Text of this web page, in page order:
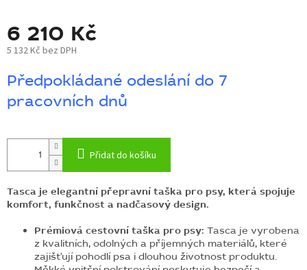
6 210 Kč
5 132 Kč bez DPH
cena:
Předpokládané odeslání do 7
pracovních dnů
Přidat do košíku
Tasca je elegantní přepravní taška pro psy, která spojuje
komfort, funkčnost a nadčasový design.
Prémiová cestovní taška pro psy: Tasca je vyrobena
z kvalitních, odolných a příjemných materiálů, které
zajišťují pohodlí psa i dlouhou životnost produktu.